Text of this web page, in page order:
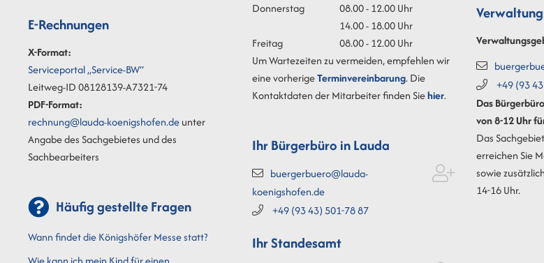
E-Rechnungen
X-Format:
Serviceportal „Service-BW“
Leitweg-ID 08128139-A7321-74
PDF-Format:
rechnung@lauda-koenigshofen.deunter
Angabe des Sachgebietes und des
Sachbearbeiters
Häufig gestellte Fragen
Wann findet die Königshöfer Messe statt?
Donnerstag
08.00 - 12.00 Uhr
14.00 - 18.00 Uhr
Freitag
08.00 - 12.00 Uhr
Um Wartezeiten zu vermeiden, empfehlen wir
eine vorherigeTerminvereinbarung. Die
Kontaktdaten der Mitarbeiter finden Siehier.
Ihr Bürgerbüro in Lauda
buergerbuero@lauda-
koenigshofen.de
+49 (9343) 501-7887
Ihr Standesamt
+49 (93
Das
von 8-12 Uhr
Das
erreichen Sie
sowie
14-16 Uhr.